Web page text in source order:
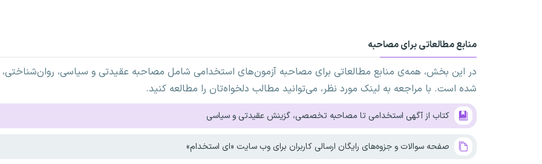
منابع مطالعاتی برای مصاحبه
در این بخش، همه‌ی منابع مطالعاتی برای مصاحبه آزمون‌های استخدامی شامل مصاحبه عقیدتی و سیاسی،
شده است. با مراجعه به لینک مورد نظر، می‌توانید مطالب دلخواه‌تان را مطالعه کنید.
کتاب از آگهی استخدامی تا مصاحبه تخصصی، گزینش عقیدتی و سیاسی
صفحه سوالات و جزوه‌های رایگان ارسالی کاربران برای وب سایت «ای استخدام»